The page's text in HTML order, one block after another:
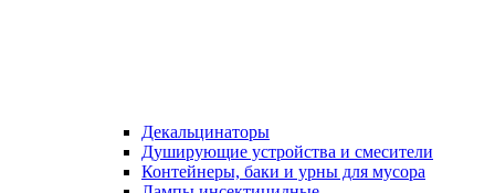
Декальцинаторы
Душирующие устройства и смесители
Контейнеры, баки и урны для мусора